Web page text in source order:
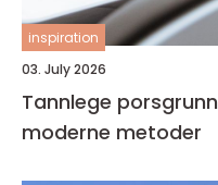
inspiration
03. July 2026
Tannlege porsgrunn trygg behandling med
moderne metoder